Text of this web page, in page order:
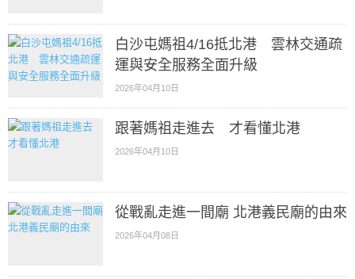
白沙屯媽祖4/16抵北港 雲林交通疏
運與安全服務全面升級
2026年04月10日
跟著媽祖走進去 才看懂北港
2026年04月10日
從戰亂走進一間廟 北港義民廟的由來
2026年04月08日